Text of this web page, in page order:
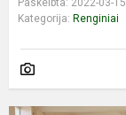
Kategorija: Renginiai